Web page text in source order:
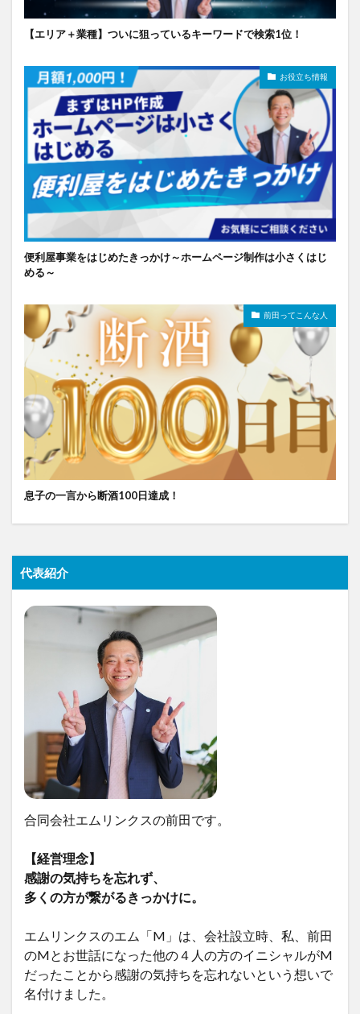
【エリア＋業種】ついに狙っているキーワードで検索1位！
お役立ち情報
便利屋事業をはじめたきっかけ～ホームページ制作は小さくはじ
める～
前田ってこんな人
息子の一言から断酒100日達成！
代表紹介
合同会社エムリンクスの前田です。
【経営理念】
感謝の気持ちを忘れず、
多くの方が繋がるきっかけに。
エムリンクスのエム「M」は、会社設立時、私、前田
のMとお世話になった他の４人の方のイニシャルがM
だったことから感謝の気持ちを忘れないという想いで
名付けました。